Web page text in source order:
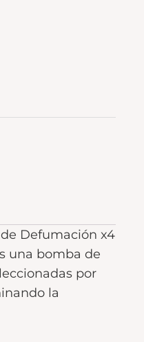
Defumación x4
una bomba de
por
la